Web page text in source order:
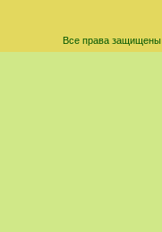
Все права